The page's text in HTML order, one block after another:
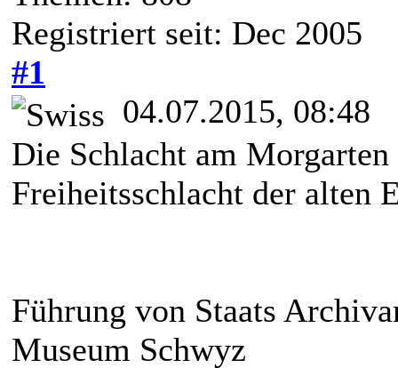
Registriert seit: Dec 2005
#1
04.07.2015, 08:48
Die Schlacht am
Freiheitsschlacht der alten
Führung von Staats
Museum Schwyz